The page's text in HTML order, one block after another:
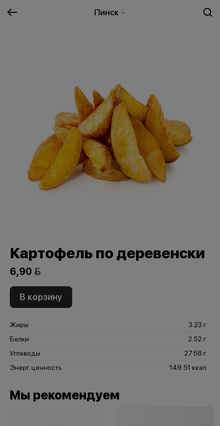
Пинск
Картофель по деревенски
6,90 
В корзину
Жиры
3.23 г
Белки
2.52 г
Углеводы
27.58 г
Энерг. ценность
149.51 ккал
Мы рекомендуем